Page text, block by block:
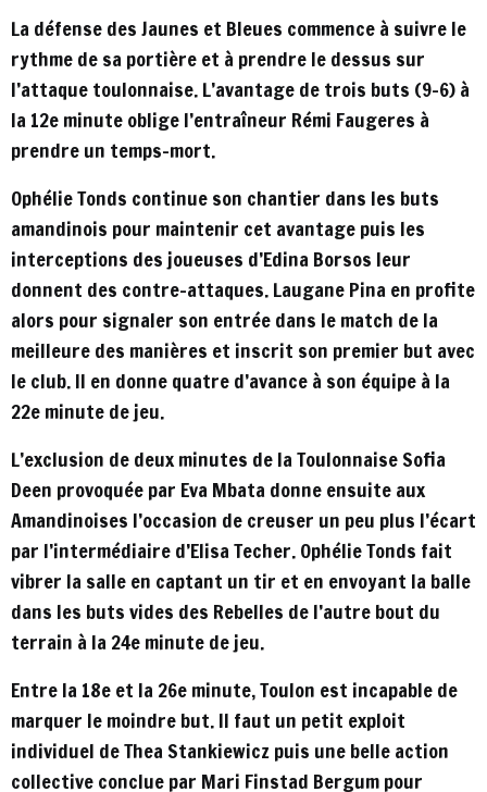
La défense des Jaunes et Bleues commence à suivre le
rythme de sa portière et à prendre le dessus sur
l’attaque toulonnaise. L’avantage de trois buts (9-6) à
la 12e minute oblige l’entraîneur Rémi Faugeres à
prendre un temps-mort.
Ophélie Tonds continue son chantier dans les buts
amandinois pour maintenir cet avantage puis les
interceptions des joueuses d’Edina Borsos leur
donnent des contre-attaques. Laugane Pina en profite
alors pour signaler son entrée dans le match de la
meilleure des manières et inscrit son premier but avec
le club. Il en donne quatre d’avance à son équipe à la
22e minute de jeu.
L’exclusion de deux minutes de la Toulonnaise Sofia
Deen provoquée par Eva Mbata donne ensuite aux
Amandinoises l’occasion de creuser un peu plus l’écart
par l’intermédiaire d’Elisa Techer. Ophélie Tonds fait
vibrer la salle en captant un tir et en envoyant la balle
dans les buts vides des Rebelles de l’autre bout du
terrain à la 24e minute de jeu.
Entre la 18e et la 26e minute, Toulon est incapable de
marquer le moindre but. Il faut un petit exploit
individuel de Thea Stankiewicz puis une belle action
collective conclue par Mari Finstad Bergum pour